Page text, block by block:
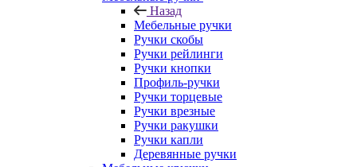
Назад
Мебельные ручки
Ручки скобы
Ручки рейлинги
Ручки кнопки
Профиль-ручки
Ручки торцевые
Ручки врезные
Ручки ракушки
Ручки капли
Деревянные ручки